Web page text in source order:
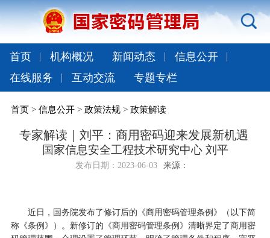
首页 机构概况 新闻动态
信息公开
在线服务
互动交流 专题专栏
首页> 信息公开> 政策法规> 政策解读
专家解读｜刘平：商用密码迎来发展新机遇
国家信息安全工程技术研究中心 刘平
发布日期： 2023-06-03 来源：
近日，国务院发布了修订后的《商用密码管理条例》（以下简
称《条例》）。新修订的《商用密码管理条例》清晰界定了商用密